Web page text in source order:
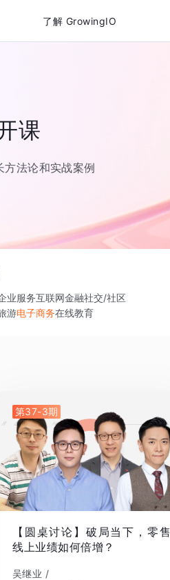
了解 GrowingIO
课
法论和实战案例
业服务互联网金融社交/社区
游电子商务在线教育
第37-3期
【圆桌讨论】破局当下，零售
线上业绩如何倍增？
吴继业 /